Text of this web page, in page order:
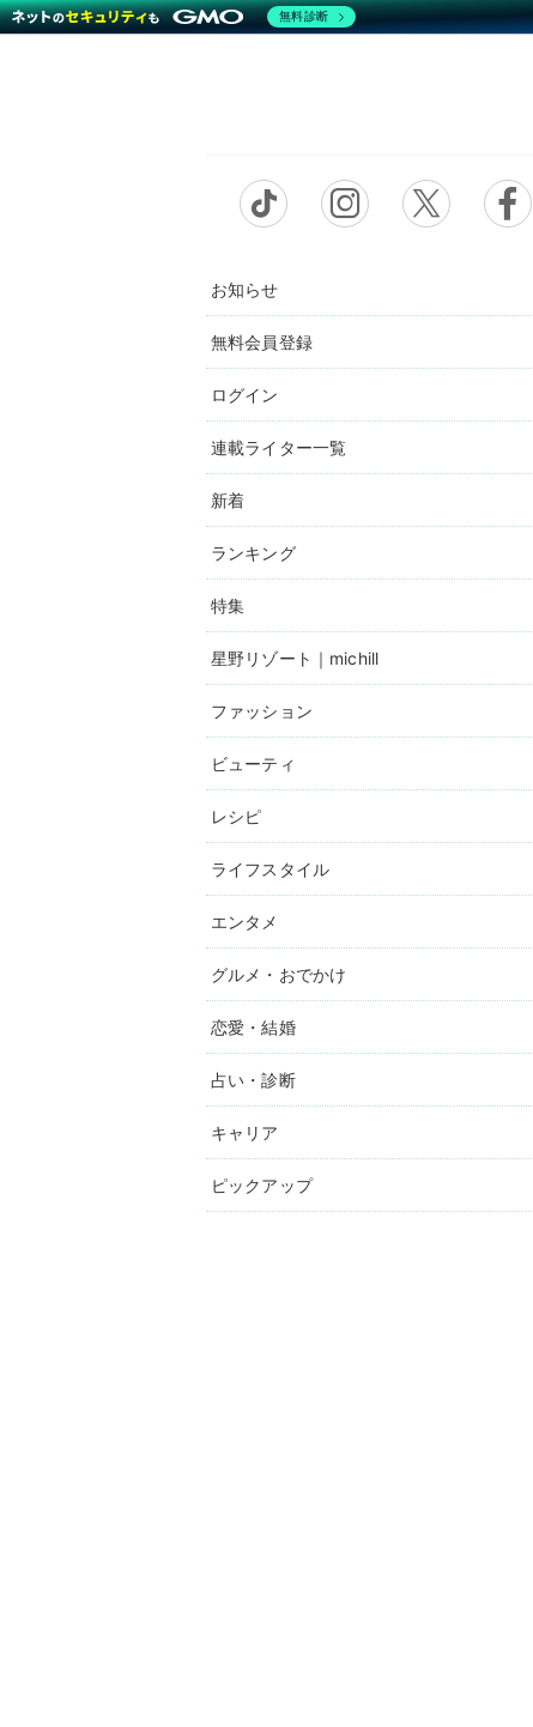
お知らせ
無料会員登録
ログイン
連載ライター一覧
新着
ランキング
特集
星野リゾート｜michill
ファッション
ビューティ
レシピ
ライフスタイル
エンタメ
グルメ・おでかけ
恋愛・結婚
占い・診断
キャリア
ピックアップ
無料診断